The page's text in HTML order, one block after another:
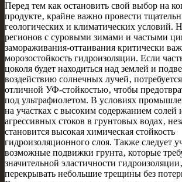
Перед тем как остановить свой выбор на
продукте‚ крайне важно провести
геологических и климатических условий.
регионов с суровыми зимами и частыми
замораживания-оттаивания критически
морозостойкость гидроизоляции. Если
цоколя будет находиться над землей и
воздействию солнечных лучей‚
отличной УФ-стойкостью‚ чтобы
под ультрафиолетом. В условиях
на участках с высоким содержанием
агрессивных стоков в грунтовых водах‚
становится высокая химическая стойкость
гидроизоляционного слоя. Также следует
возможные подвижки грунта‚ которые
значительной эластичности
перекрывать небольшие трещины без